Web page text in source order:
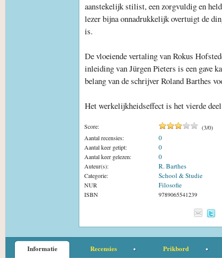
aanstekelijk stilist, een zorgvuldig en
lezer bijna onnadrukkelijk overtuigt de
is.
De vloeiende vertaling van Rokus
inleiding van Jürgen Pieters is een gave
belang van de schrijver Roland Barthes
Het werkelijkheidseffect is het vierde
Score: (3/0)
Aantal recensies:
0
Aantal keer getipt: 0
Aantal keer gelezen: 0
Auteur(s): R. Barthes
Categorie: School & Studie
NUR Filosofie
ISBN 9789065541239
Informatie Recensies Prikbord